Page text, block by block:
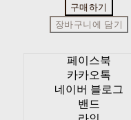
구매하기
장바구니에 담기
페이스북
카카오톡
네이버 블로그
밴드